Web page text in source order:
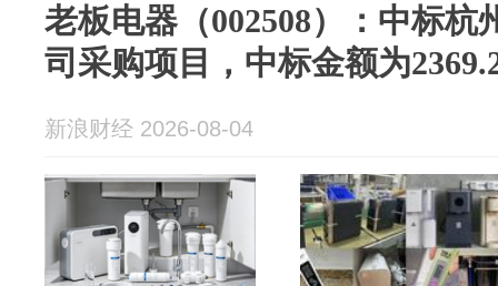
老板电器（002508）：中标杭
司采购项目，中标金额为
新浪财经 2026-08-04